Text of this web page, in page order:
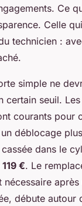
Ce
Celle
technicien :
simple ne
certain seuil.
courants pour
déblocage
dans le
119 €. Le
après
débute autour